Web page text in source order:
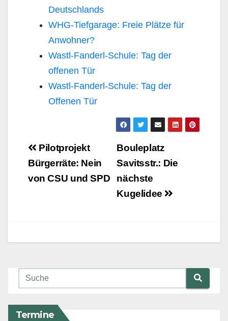
Deutschlands
WHG-Tiefgarage: Freie Plätze für
Anwohner?
Wastl-Fanderl-Schule: Tag der
offenen Tür
Wastl-Fanderl-Schule: Tag der
Offenen Tür
Beitragsnavigation
Bouleplatz
Savitsstr.: Die
nächste
Kugelidee
Pilotprojekt
Bürgerräte: Nein
von CSU und SPD
Termine